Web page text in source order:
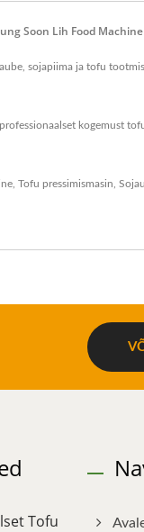
Soon Lih Food Machine
sojapiima ja tofu
kogemust
Tofu pressimismasin
Tofu